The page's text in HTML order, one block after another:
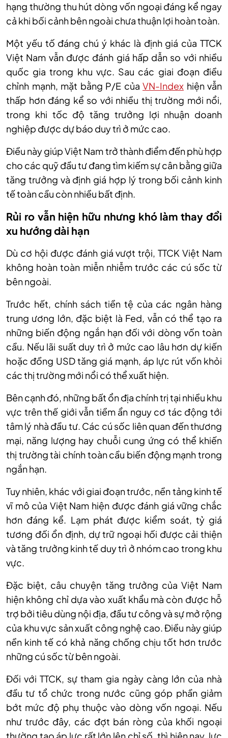
hạng thường thu hút dòng vốn ngoại đáng kể ngay
cả khi bối cảnh bên ngoài chưa thuận lợi hoàn toàn.
Một yếu tố đáng chú ý khác là định giá của TTCK
Việt Nam vẫn được đánh giá hấp dẫn so với nhiều
quốc gia trong khu vực. Sau các giai đoạn điều
chỉnh mạnh, mặt bằng P/E của VN-Index hiện vẫn
thấp hơn đáng kể so với nhiều thị trường mới nổi,
trong khi tốc độ tăng trưởng lợi nhuận doanh
nghiệp được dự báo duy trì ở mức cao.
Điều này giúp Việt Nam trở thành điểm đến phù hợp
cho các quỹ đầu tư đang tìm kiếm sự cân bằng giữa
tăng trưởng và định giá hợp lý trong bối cảnh kinh
tế toàn cầu còn nhiều bất định.
Rủi ro vẫn hiện hữu nhưng khó làm thay đổi
xu hướng dài hạn
Dù cơ hội được đánh giá vượt trội, TTCK Việt Nam
không hoàn toàn miễn nhiễm trước các cú sốc từ
bên ngoài.
Trước hết, chính sách tiền tệ của các ngân hàng
trung ương lớn, đặc biệt là Fed, vẫn có thể tạo ra
những biến động ngắn hạn đối với dòng vốn toàn
cầu. Nếu lãi suất duy trì ở mức cao lâu hơn dự kiến
hoặc đồng USD tăng giá mạnh, áp lực rút vốn khỏi
các thị trường mới nổi có thể xuất hiện.
Bên cạnh đó, những bất ổn địa chính trị tại nhiều khu
vực trên thế giới vẫn tiềm ẩn nguy cơ tác động tới
tâm lý nhà đầu tư. Các cú sốc liên quan đến thương
mại, năng lượng hay chuỗi cung ứng có thể khiến
thị trường tài chính toàn cầu biến động mạnh trong
ngắn hạn.
Tuy nhiên, khác với giai đoạn trước, nền tảng kinh tế
vĩ mô của Việt Nam hiện được đánh giá vững chắc
hơn đáng kể. Lạm phát được kiểm soát, tỷ giá
tương đối ổn định, dự trữ ngoại hối được cải thiện
và tăng trưởng kinh tế duy trì ở nhóm cao trong khu
vực.
Đặc biệt, câu chuyện tăng trưởng của Việt Nam
hiện không chỉ dựa vào xuất khẩu mà còn được hỗ
trợ bởi tiêu dùng nội địa, đầu tư công và sự mở rộng
của khu vực sản xuất công nghệ cao. Điều này giúp
nền kinh tế có khả năng chống chịu tốt hơn trước
những cú sốc từ bên ngoài.
Đối với TTCK, sự tham gia ngày càng lớn của nhà
đầu tư tổ chức trong nước cũng góp phần giảm
bớt mức độ phụ thuộc vào dòng vốn ngoại. Nếu
như trước đây, các đợt bán ròng của khối ngoại